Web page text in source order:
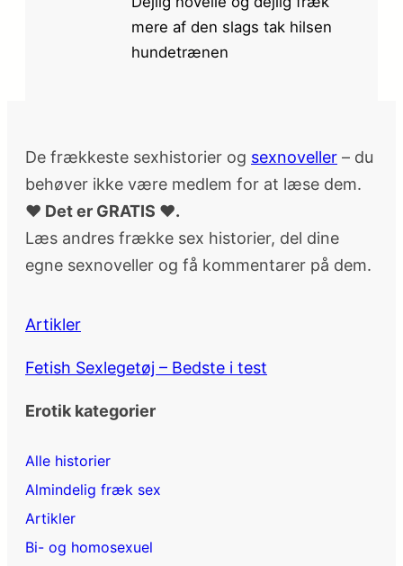
mere af den slags tak hilsen
hundetrænen
De frækkeste sexhistorier og sexnoveller – du
behøver ikke være medlem for at læse dem.
♥ Det er GRATIS ♥.
Læs andres frække sex historier, del dine
egne sexnoveller og få kommentarer på dem.
Artikler
Fetish Sexlegetøj – Bedste i test
Erotik kategorier
Alle historier
Almindelig fræk sex
Artikler
Bi- og homosexuel